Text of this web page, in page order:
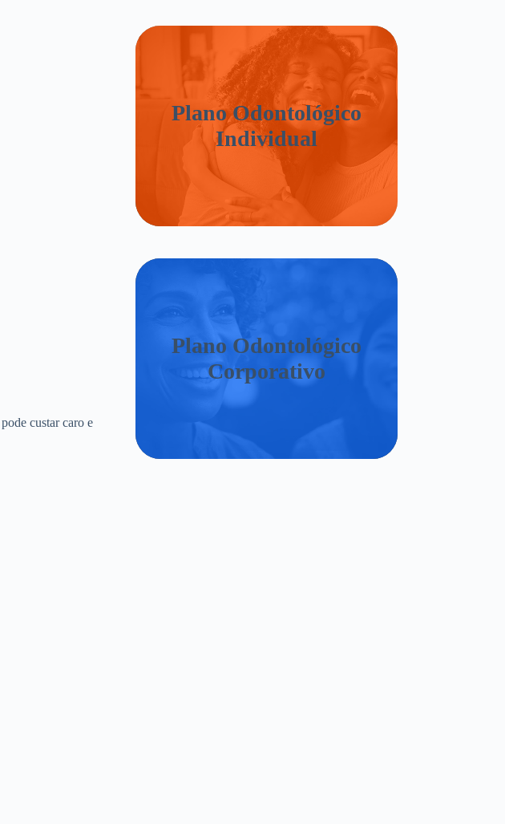
custar caro e
Plano Odontológico
Individual
Plano Odontológico
Corporativo